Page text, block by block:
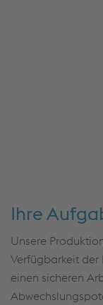
Ihre
Unsere
Verfügbarkeit der
einen sicheren